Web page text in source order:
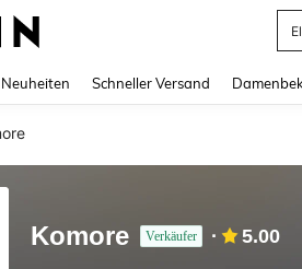
Neuheiten Schneller Versand
Komore Verkäufer 5.00